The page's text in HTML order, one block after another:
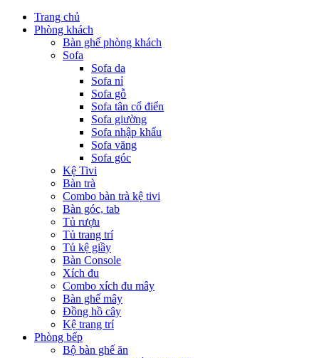
Trang chủ
Phòng khách
Bàn ghế phòng khách
Sofa
Sofa da
Sofa nỉ
Sofa gỗ
Sofa tân cổ điển
Sofa giường
Sofa nhập khẩu
Sofa văng
Sofa góc
Kệ Tivi
Bàn trà
Combo bàn trà kệ tivi
Bàn góc, tab
Tủ rượu
Tủ trang trí
Tủ kệ giầy
Bàn Console
Xích đu
Combo xích đu mây
Bàn ghế mây
Đồng hồ cây
Kệ trang trí
Phòng bếp
Bộ bàn ghế ăn